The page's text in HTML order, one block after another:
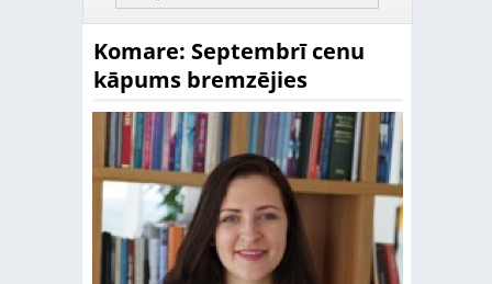
Komare: Septembrī cenu
kāpums bremzējies